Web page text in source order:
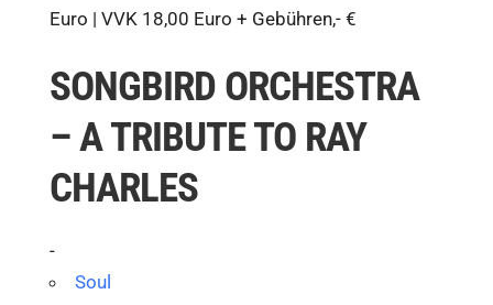
Euro | VVK 18,00 Euro + Gebühren,- €
SONGBIRD ORCHESTRA
– A TRIBUTE TO RAY
CHARLES
-
Soul